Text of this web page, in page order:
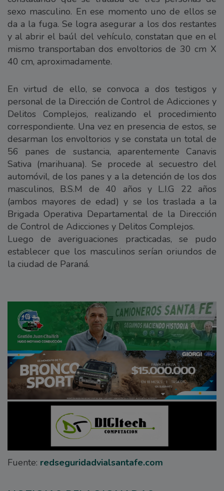
sexo masculino. En ese momento uno de ellos se
da a la fuga. Se logra asegurar a los dos restantes
y al abrir el baúl del vehículo, constatan que en el
mismo transportaban dos envoltorios de 30 cm X
40 cm, aproximadamente.
En virtud de ello, se convoca a dos testigos y
personal de la Dirección de Control de Adicciones y
Delitos Complejos, realizando el procedimiento
correspondiente. Una vez en presencia de estos, se
desarman los envoltorios y se constata un total de
56 panes de sustancia, aparentemente Canavis
Sativa (marihuana). Se procede al secuestro del
automóvil, de los panes y a la detención de los dos
masculinos, B.S.M de 40 años y L.I.G 22 años
(ambos mayores de edad) y se los traslada a la
Brigada Operativa Departamental de la Dirección
de Control de Adicciones y Delitos Complejos.
Luego de averiguaciones practicadas, se pudo
establecer que los masculinos serían oriundos de
la ciudad de Paraná.
Fuente: redseguridadvialsantafe.com